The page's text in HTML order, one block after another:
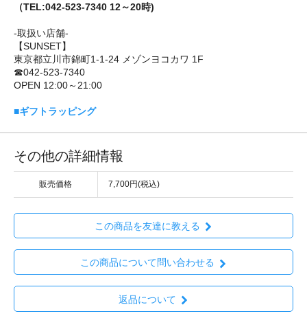
（TEL:042-523-7340 12～20時)
-取扱い店舗-
【SUNSET】
東京都立川市錦町1-1-24 メゾンヨコカワ 1F
☎042-523-7340
OPEN 12:00～21:00
■ギフトラッピング
その他の詳細情報
販売価格 7,700円(税込)
この商品を友達に教える
この商品について問い合わせる
返品について